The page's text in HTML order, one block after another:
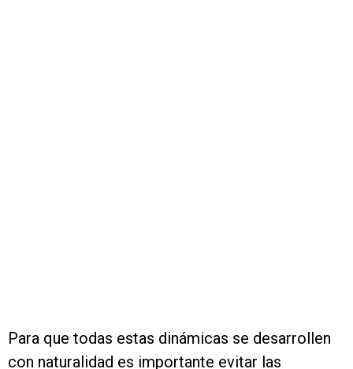
Para que todas estas dinámicas se desarrollen
con naturalidad es importante evitar las